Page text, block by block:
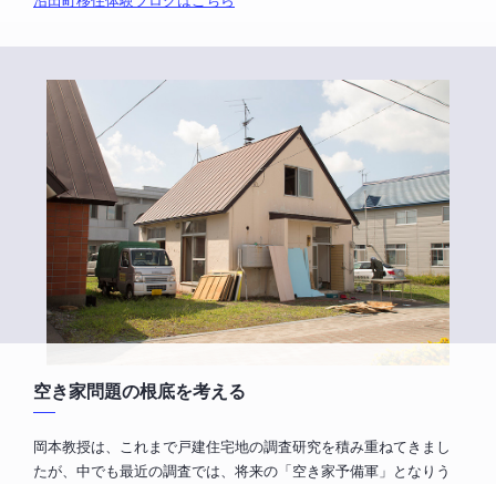
空き家問題の根底を考える
岡本教授は、これまで戸建住宅地の調査研究を積み重ねてきまし
たが、中でも最近の調査では、将来の「空き家予備軍」となりう